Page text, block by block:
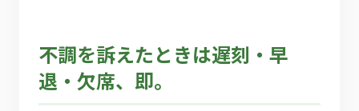
不調を訴えたときは遅刻・早
退・欠席、即。